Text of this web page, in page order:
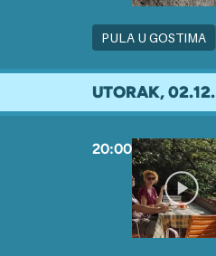
PULA U GOSTIMA
UTORAK, 02.12.
20:00